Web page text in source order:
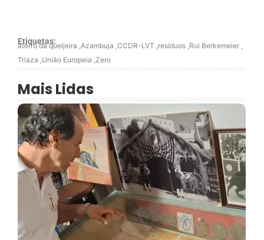
Etiquetas:
aterro da queijeira Azambuja CCDR-LVT resíduos Rui Berkemeier
Triaza União Europeia Zero
Mais Lidas